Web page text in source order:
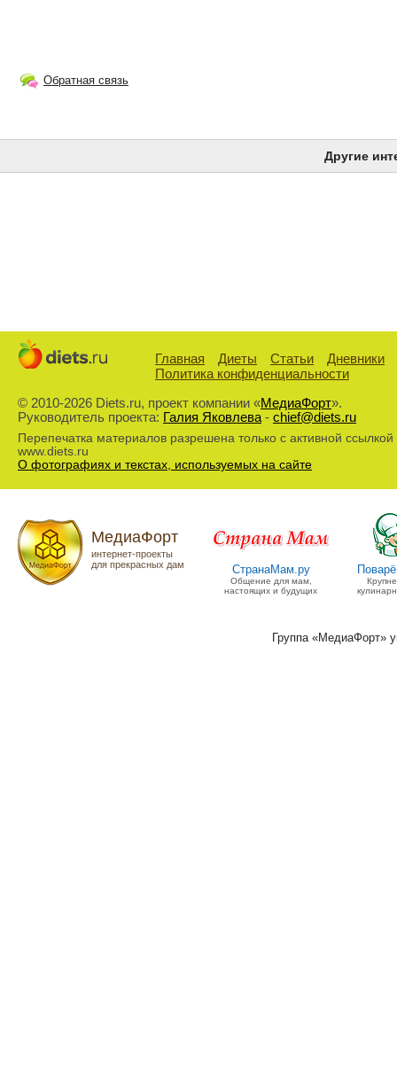
Обратная связь
Другие
Главная Диеты Статьи
Дневники
Политика конфиденциальности
© 2010-2026 Diets.ru, проект компании «МедиаФорт».
Руководитель проекта: Галия Яковлева- chief@diets.ru
Перепечатка материалов разрешена только с активной ссылкой
www.diets.ru
О фотографиях и текстах, используемых на сайте
МедиаФорт
интернет-проекты
для прекрасных дам
СтранаМам.ру
Общение для мам,
настоящих и будущих
Группа «МедиаФорт»